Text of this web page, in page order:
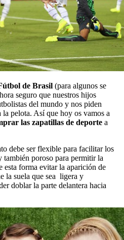
de Brasil (para algunos se
seguro que nuestros hijos
del mundo y nos piden
la pelota. Así que hoy os vamos a
las zapatillas de deporte a
debe ser flexible para facilitar los
poroso para permitir la
esta forma evitar la aparición de
la suela que sea ligera y
doblar la parte delantera hacia